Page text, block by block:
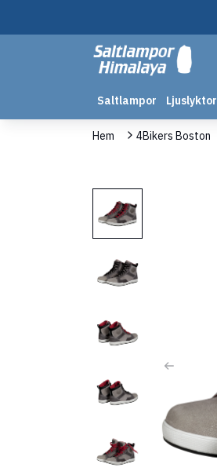
Saltlampor Ljuslyktor
Hem 4Bikers Boston